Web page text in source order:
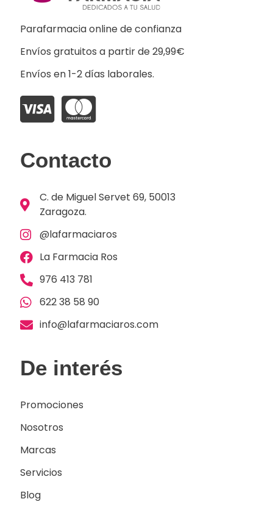
Parafarmacia online de confianza
Envíos gratuitos a partir de 29,99€
Envíos en 1-2 días laborales.
Contacto
C. de Miguel Servet 69, 50013
Zaragoza.
@lafarmaciaros
La Farmacia Ros
976 413 781
622 38 58 90
info@lafarmaciaros.com
De interés
Promociones
Nosotros
Marcas
Servicios
Blog